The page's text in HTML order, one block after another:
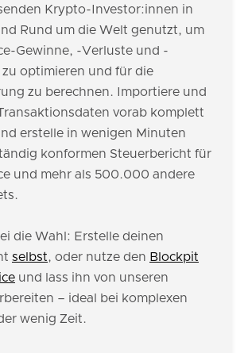
Krypto-Investor:innen in
Rund um die Welt genutzt, um
Gewinne, -Verluste und -
zu optimieren und für die
zu berechnen. Importiere und
vorab komplett
erstelle in wenigen Minuten
konformen Steuerbericht für
und mehr als 500.000 andere
die Wahl: Erstelle deinen
selbst, oder nutze den Blockpit
und lass ihn von unseren
– ideal bei komplexen
wenig Zeit.